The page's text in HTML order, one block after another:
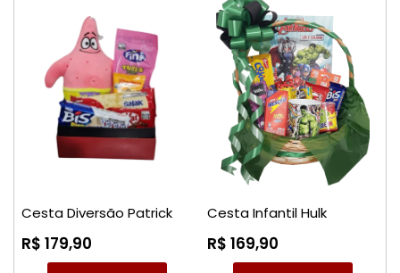
Cesta Diversão Patrick
R$ 179,90
Cesta Infantil Hulk
R$ 169,90